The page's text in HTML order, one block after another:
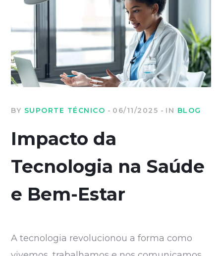
BY SUPORTE TÉCNICO 06/11/2025 IN BLOG
Impacto da
Tecnologia na Saúde
e Bem-Estar
A tecnologia revolucionou a forma como